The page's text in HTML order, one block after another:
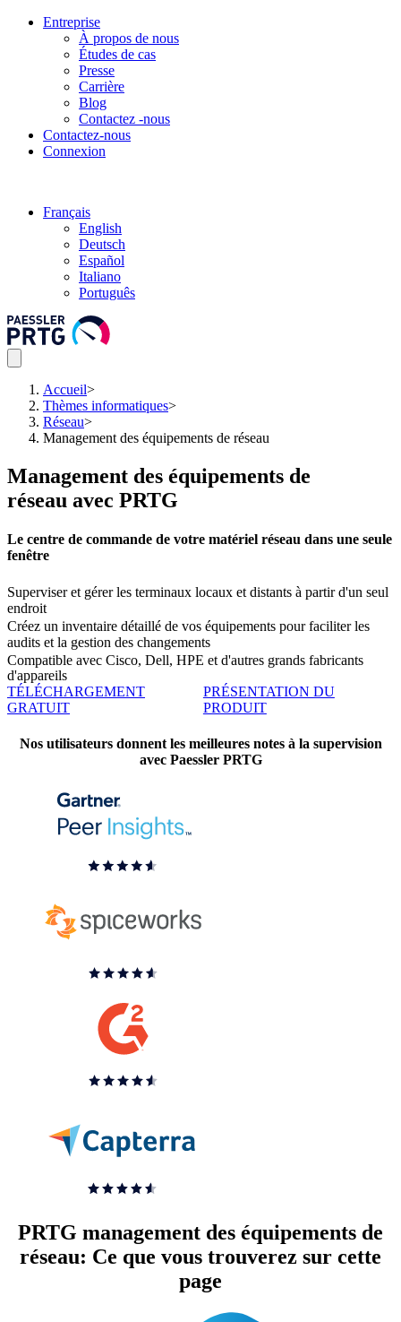
Entreprise
À propos de nous
Études de cas
Presse
Carrière
Blog
Contactez -nous
Contactez-nous
Connexion
Français
English
Deutsch
Español
Italiano
Português
Accueil>
Thèmes informatiques>
Réseau>
Management des équipements de réseau
Management des équipements de
réseau avec PRTG
Le centre de commande de votre matériel réseau dans une seule
fenêtre
Superviser et gérer les terminaux locaux et distants à partir d'un seul
endroit
Créez un inventaire détaillé de vos équipements pour faciliter les
audits et la gestion des changements
Compatible avec Cisco, Dell, HPE et d'autres grands fabricants
d'appareils
TÉLÉCHARGEMENT
GRATUIT
PRÉSENTATION DU
PRODUIT
Nos utilisateurs donnent les meilleures notes à la supervision
avec Paessler PRTG
PRTG management des équipements de
réseau: Ce que vous trouverez sur cette
page